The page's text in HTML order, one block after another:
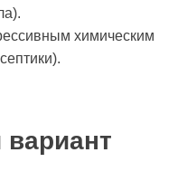
химическим